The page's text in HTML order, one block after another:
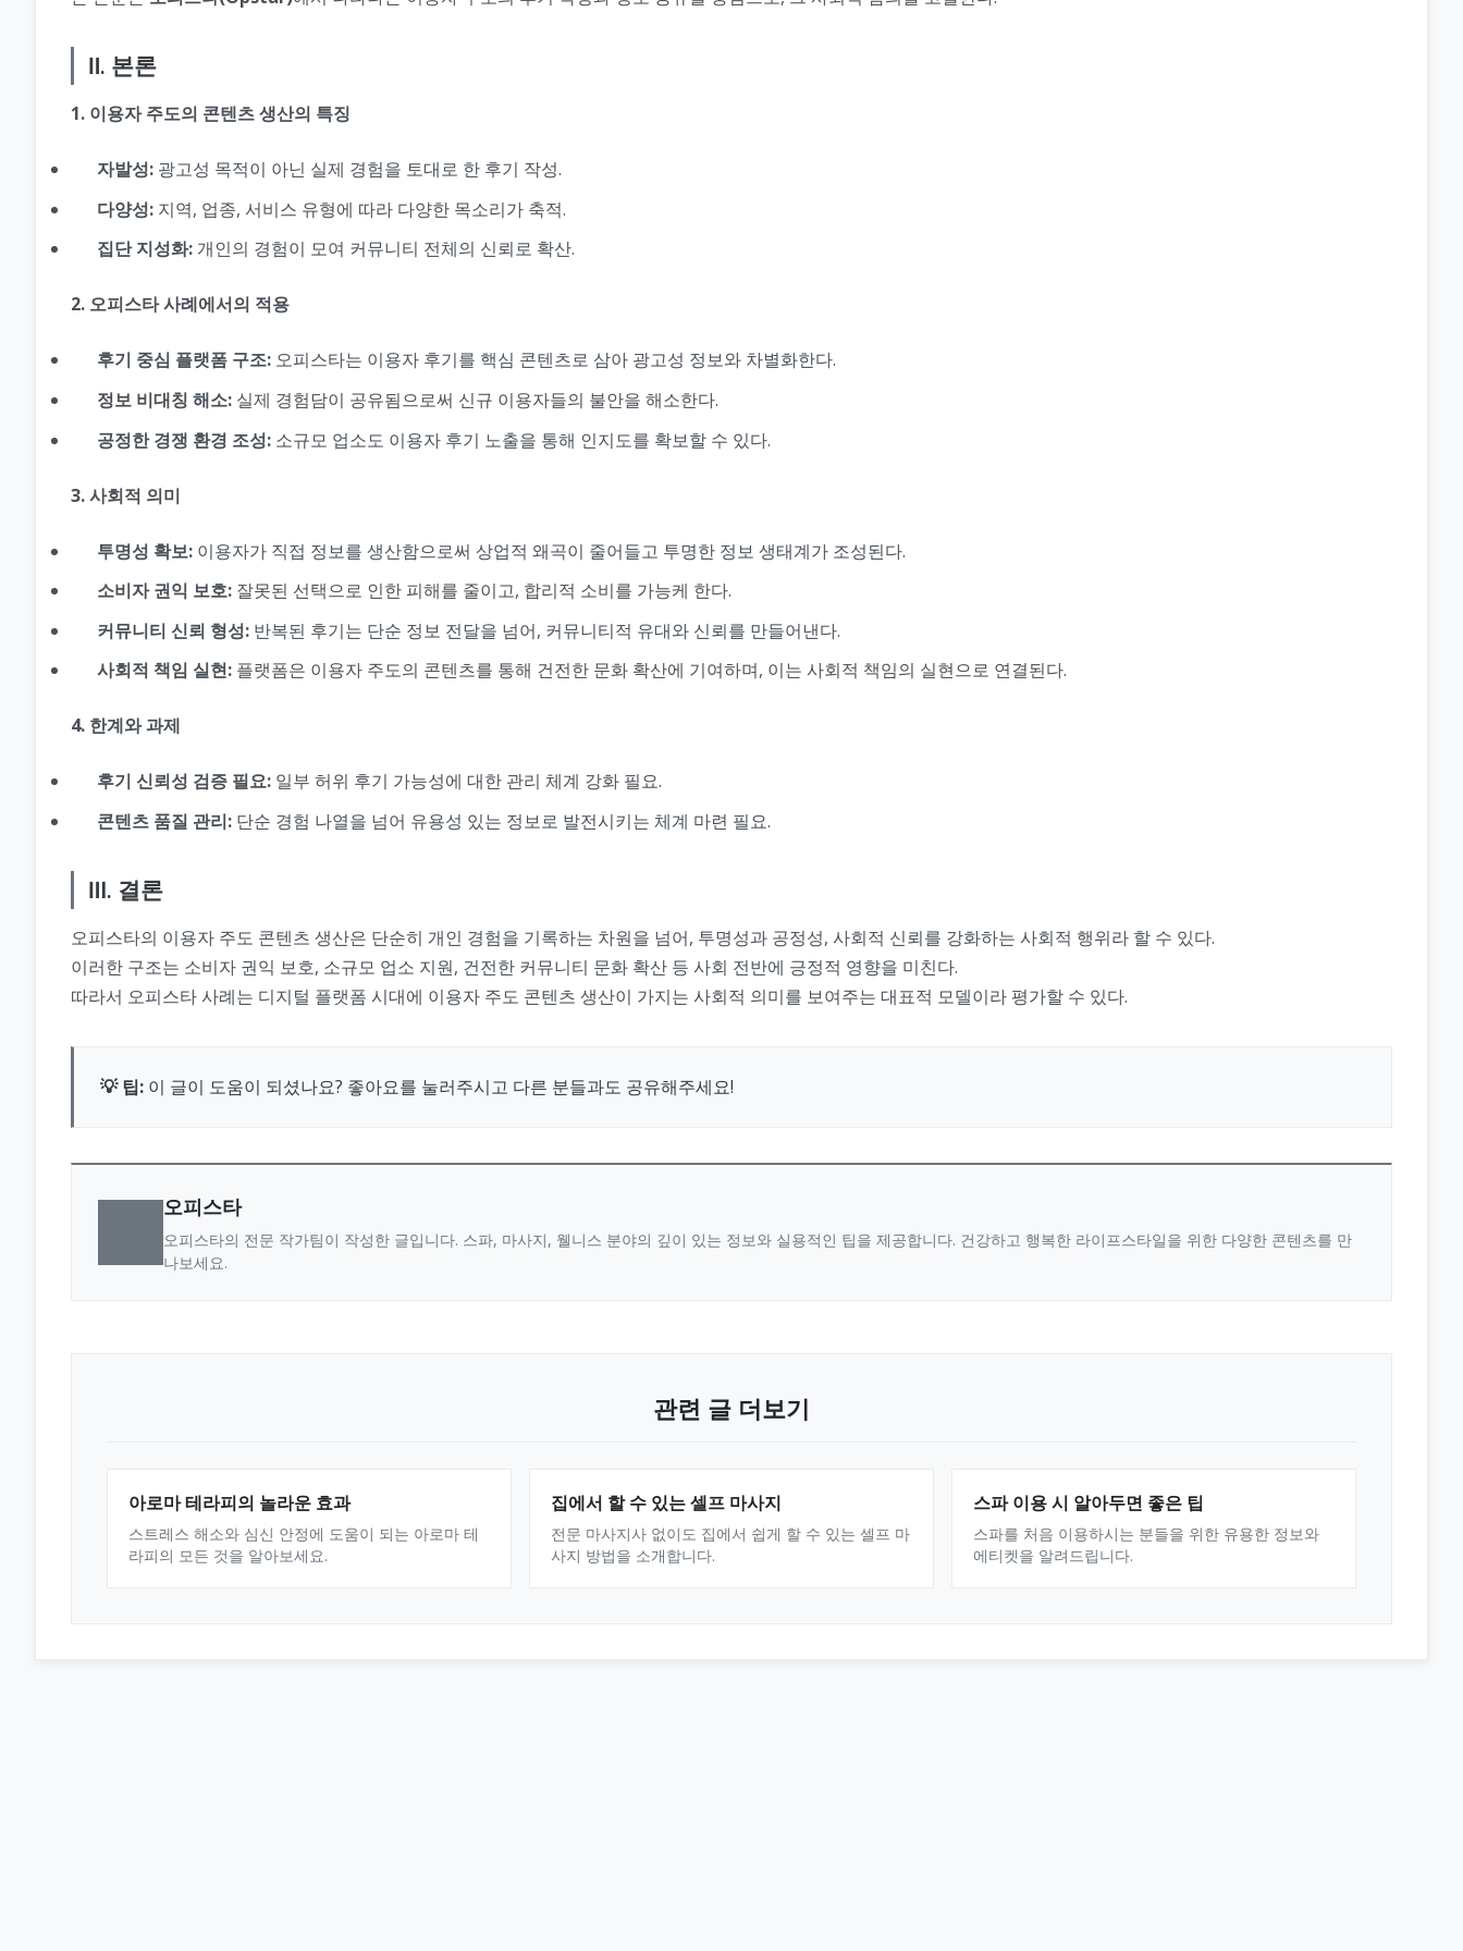
Ⅱ. 본론
1. 이용자 주도의 콘텐츠 생산의 특징
자발성: 광고성 목적이 아닌 실제 경험을 토대로 한 후기 작성.
다양성: 지역, 업종, 서비스 유형에 따라 다양한 목소리가 축적.
집단 지성화: 개인의 경험이 모여 커뮤니티 전체의 신뢰로 확산.
2. 오피스타 사례에서의 적용
후기 중심 플랫폼 구조: 오피스타는 이용자 후기를 핵심 콘텐츠로 삼아 광고성 정보와 차별화한다.
정보 비대칭 해소: 실제 경험담이 공유됨으로써 신규 이용자들의 불안을 해소한다.
공정한 경쟁 환경 조성: 소규모 업소도 이용자 후기 노출을 통해 인지도를 확보할 수 있다.
3. 사회적 의미
투명성 확보: 이용자가 직접 정보를 생산함으로써 상업적 왜곡이 줄어들고 투명한 정보 생태계가 조성된다.
소비자 권익 보호: 잘못된 선택으로 인한 피해를 줄이고, 합리적 소비를 가능케 한다.
커뮤니티 신뢰 형성: 반복된 후기는 단순 정보 전달을 넘어, 커뮤니티적 유대와 신뢰를 만들어낸다.
사회적 책임 실현: 플랫폼은 이용자 주도의 콘텐츠를 통해 건전한 문화 확산에 기여하며, 이는 사회적 책임의 실현으로 연결된다.
4. 한계와 과제
후기 신뢰성 검증 필요: 일부 허위 후기 가능성에 대한 관리 체계 강화 필요.
콘텐츠 품질 관리: 단순 경험 나열을 넘어 유용성 있는 정보로 발전시키는 체계 마련 필요.
Ⅲ. 결론
오피스타의 이용자 주도 콘텐츠 생산은 단순히 개인 경험을 기록하는 차원을 넘어, 투명성과 공정성, 사회적 신뢰를 강화하는 사회적 행위라 할 수 있다.
이러한 구조는 소비자 권익 보호, 소규모 업소 지원, 건전한 커뮤니티 문화 확산 등 사회 전반에 긍정적 영향을 미친다.
따라서 오피스타 사례는 디지털 플랫폼 시대에 이용자 주도 콘텐츠 생산이 가지는 사회적 의미를 보여주는 대표적 모델이라 평가할 수 있다.
💡 팁: 이 글이 도움이 되셨나요? 좋아요를 눌러주시고 다른 분들과도 공유해주세요!
오피스타
오피스타의 전문 작가팀이 작성한 글입니다. 스파, 마사지, 웰니스 분야의 깊이 있는 정보와 실용적인 팁을 제공합니다. 건강하고 행복한 라이프스타일을 위한 다양한 콘텐츠를 만
나보세요.
관련 글 더보기
아로마 테라피의 놀라운 효과
스트레스 해소와 심신 안정에 도움이 되는 아로마 테
라피의 모든 것을 알아보세요.
집에서 할 수 있는 셀프 마사지
전문 마사지사 없이도 집에서 쉽게 할 수 있는 셀프 마
사지 방법을 소개합니다.
스파 이용 시 알아두면 좋은 팁
스파를 처음 이용하시는 분들을 위한 유용한 정보와
에티켓을 알려드립니다.